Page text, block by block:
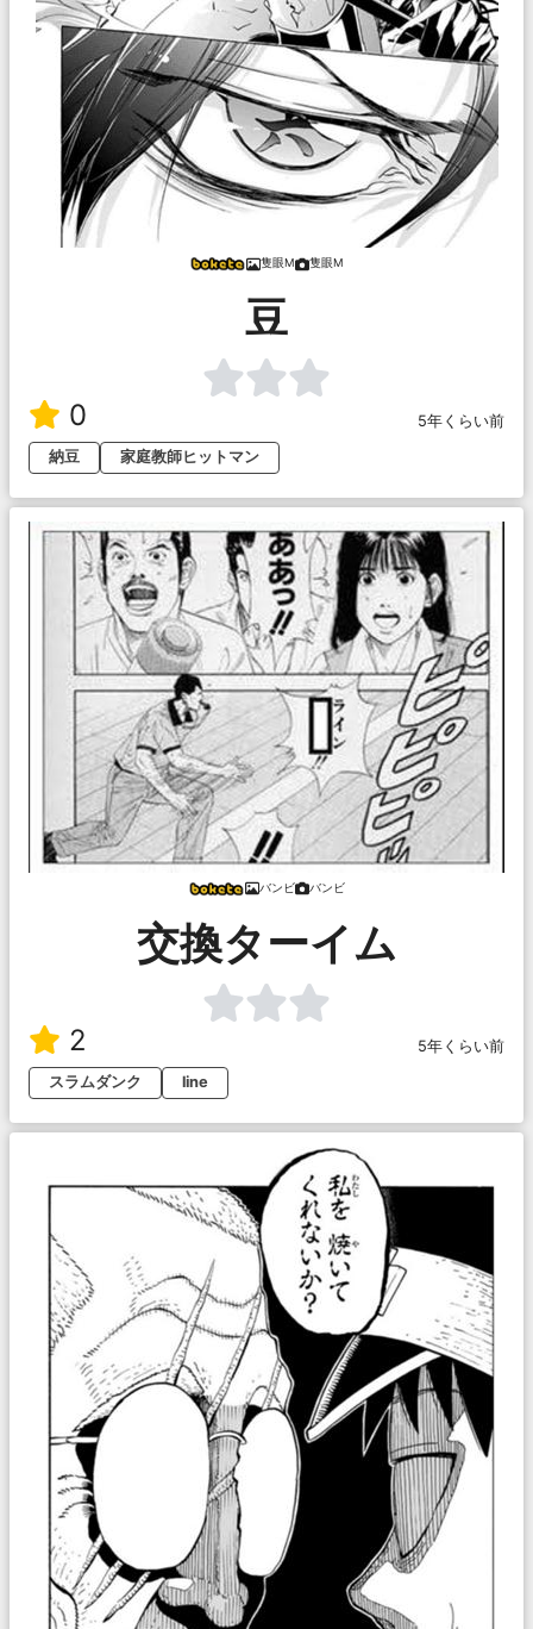
隻眼M 隻眼M
豆
0
5年くらい前
納豆
家庭教師ヒットマン
バンビ バンビ
交換ターイム
2
5年くらい前
スラムダンク
line